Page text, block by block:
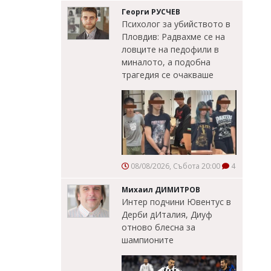
Георги РУСЧЕВ
Психолог за убийството в
Пловдив: Радвахме се на
ловците на педофили в
миналото, а подобна
трагедия се очакваше
08/08/2026, Събота 20:00 4
Михаил ДИМИТРОВ
Интер подчини Ювентус в
Дерби дИталия, Диуф
отново блесна за
шампионите